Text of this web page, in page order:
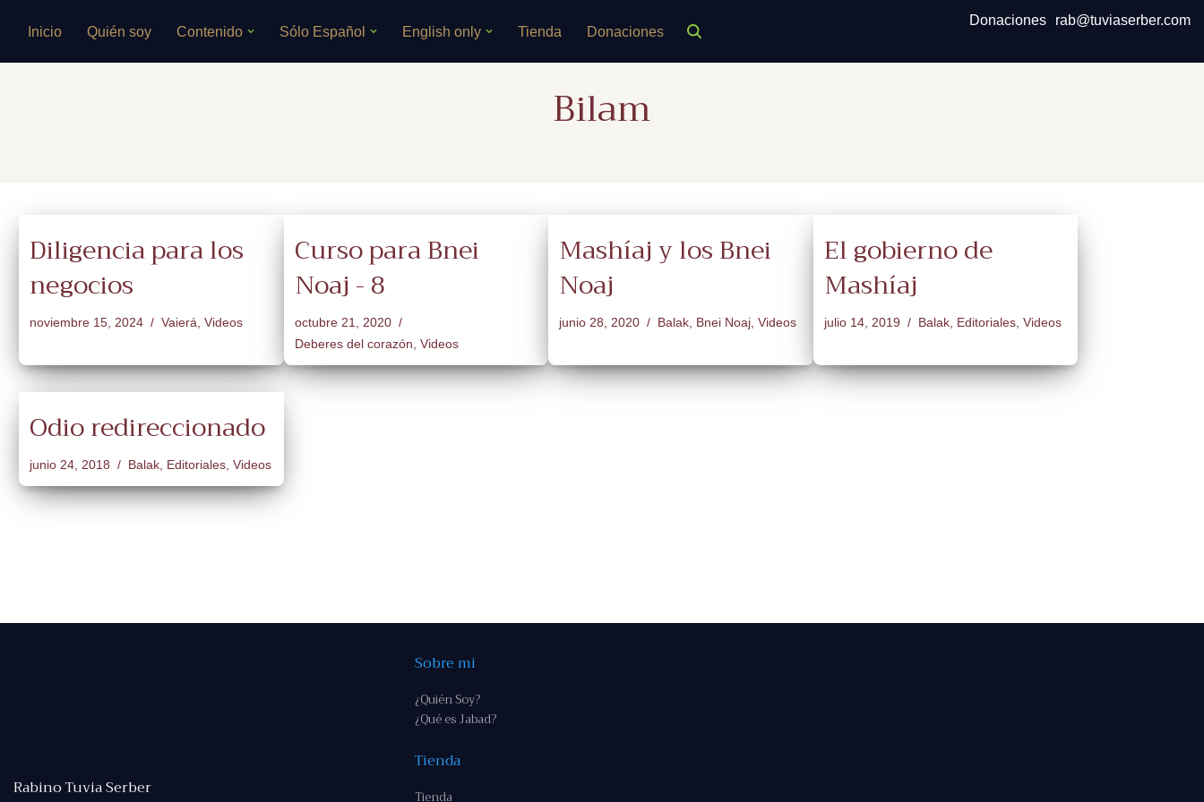
Inicio Quién soy Contenido Sólo Español English only Tienda Donaciones
Donaciones rab@tuviaserber.com
Bilam
Diligencia para los
negocios
noviembre 15, 2024 Vaierá Videos
Curso para Bnei
Noaj - 8
octubre 21, 2020
Deberes del corazón Videos
Mashíaj y los Bnei
Noaj
junio 28, 2020 Balak Bnei Noaj Videos
El gobierno de
Mashíaj
julio 14, 2019 Balak, Editoriales, Videos
Odio redireccionado
junio 24, 2018 Balak Editoriales Videos
Rabino Tuvia Serber
Sobre mi
¿Quién Soy?
¿Qué es Jabad?
Tienda
Tienda